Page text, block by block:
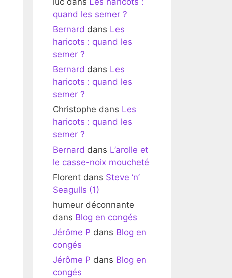
quand les semer ?
Bernard dans Les
haricots : quand les
semer ?
Bernard dans Les
haricots : quand les
semer ?
Christophe dans Les
haricots : quand les
semer ?
Bernard dans L’arolle et
le casse-noix moucheté
Florent dans Steve ‘n’
Seagulls (1)
humeur déconnante
dans Blog en congés
Jérôme P dans Blog en
congés
Jérôme P dans Blog en
congés